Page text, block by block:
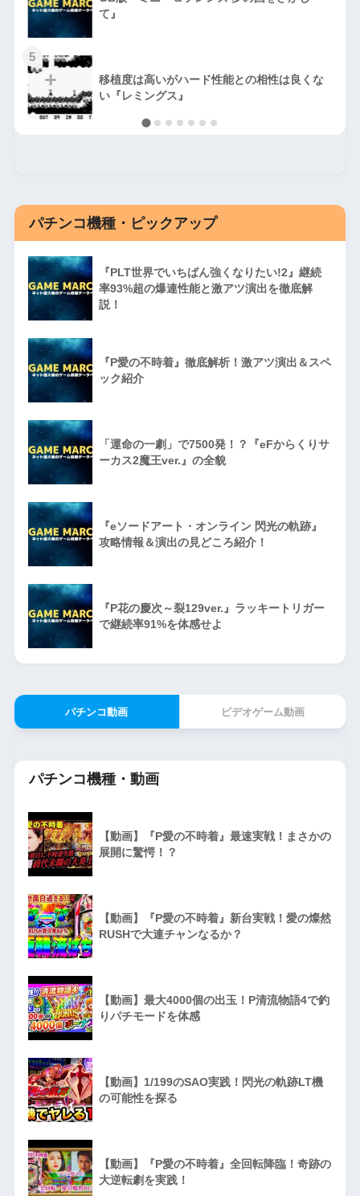
て』
5
移植度は高いがハード性能との相性は良くな
い『レミングス』
パチンコ機種・ピックアップ
『PLT世界でいちばん強くなりたい!2』継続
率93%超の爆連性能と激アツ演出を徹底解
説！
『P愛の不時着』徹底解析！激アツ演出＆スペ
ック紹介
「運命の一劇」で7500発！？『eFからくりサ
ーカス2魔王ver.』の全貌
『eソードアート・オンライン 閃光の軌跡』
攻略情報＆演出の見どころ紹介！
『P花の慶次～裂129ver.』ラッキートリガー
で継続率91%を体感せよ
パチンコ動画 ビデオゲーム動画
パチンコ機種・動画
【動画】『P愛の不時着』最速実戦！まさかの
展開に驚愕！？
【動画】『P愛の不時着』新台実戦！愛の燦然
RUSHで大連チャンなるか？
【動画】最大4000個の出玉！P清流物語4で釣
りパチモードを体感
【動画】1/199のSAO実践！閃光の軌跡LT機
の可能性を探る
【動画】『P愛の不時着』全回転降臨！奇跡の
大逆転劇を実践！